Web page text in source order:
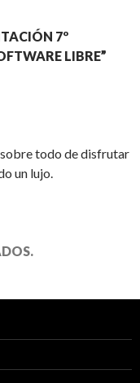
7º
LIBRE”
todo de disfrutar
un lujo.